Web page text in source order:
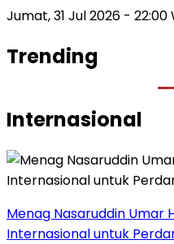
Jumat, 31 Jul 2026 - 22:00
Trending
Internasional
Menag Nasaruddin Umar
Internasional untuk